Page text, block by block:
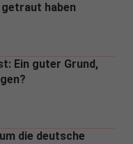
haben
Ein guter Grund,
die deutsche